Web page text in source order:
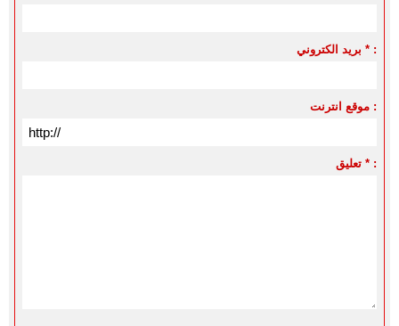
بريد الكتروني * :
موقع انترنت :
تعليق * :